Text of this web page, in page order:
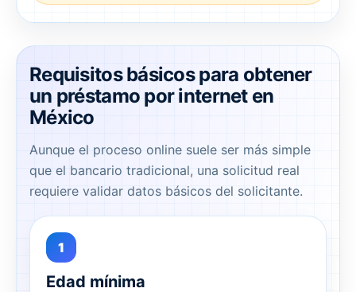
Requisitos básicos para obtener
un préstamo por internet en
México
Aunque el proceso online suele ser más simple
que el bancario tradicional, una solicitud real
requiere validar datos básicos del solicitante.
1
Edad mínima